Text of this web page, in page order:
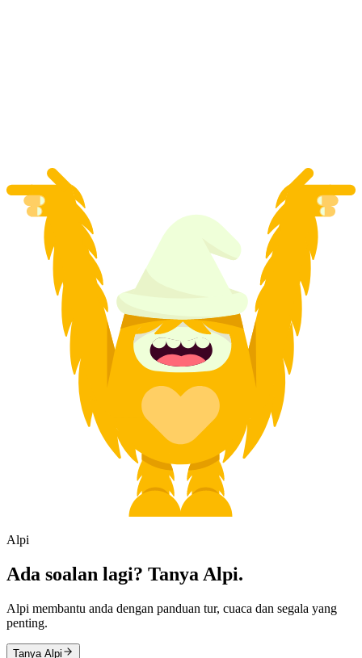
Alpi
Ada soalan lagi? Tanya Alpi.
Alpi membantu anda dengan panduan tur, cuaca dan segala yang
penting.
Tanya Alpi